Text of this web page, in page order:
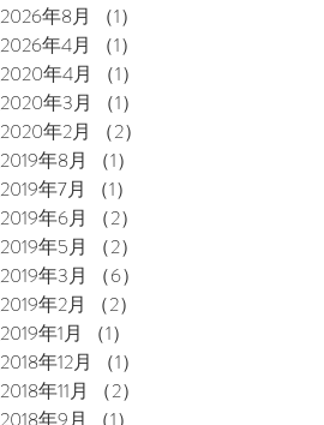
2026年8月 （1）
2026年4月
（1）
2020年4月
（1）
2020年3月
（1）
2020年2月
（2）
2019年8月
（1）
2019年7月
（1）
2019年6月
（2）
2019年5月
（2）
2019年3月
（6）
2019年2月
（2）
2019年1月
（1）
2018年12月
（1）
2018年11月
（2）
2018年9月
（1）